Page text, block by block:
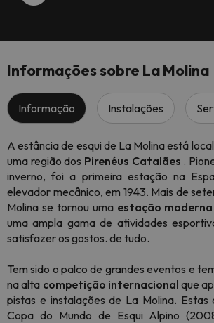
Informações sobre La Molina
Informação Instalações
A estância de esqui de La Molina está
uma região dos Pirenéus Catalães .
inverno, foi a primeira estação na
elevador mecânico, em 1943. Mais de
Molina se tornou uma estação
uma ampla gama de atividades
satisfazer os gostos. de tudo.
Tem sido o palco de grandes eventos e
na alta competição internacional que
pistas e instalações de La Molina. Estas
Copa do Mundo de Esqui Alpino